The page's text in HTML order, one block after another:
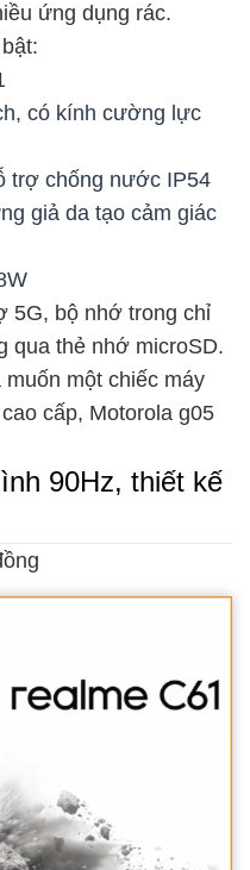
ứng dụng rác.
có kính cường lực
trợ chống nước IP54
giả da tạo cảm giác
5G, bộ nhớ trong chỉ
qua thẻ nhớ microSD.
một chiếc máy
cấp, Motorola g05
90Hz, thiết kế